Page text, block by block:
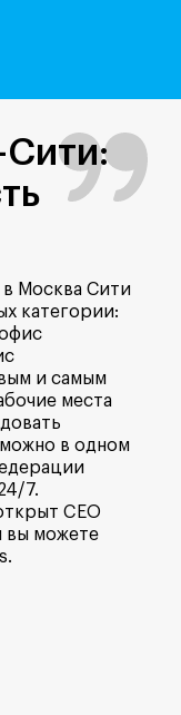
Москва Сити
категории:
и самым
места
в одном
7.
CEO
вы можете